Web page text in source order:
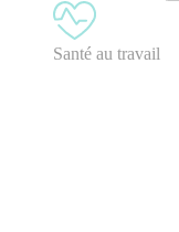
Santé au travail